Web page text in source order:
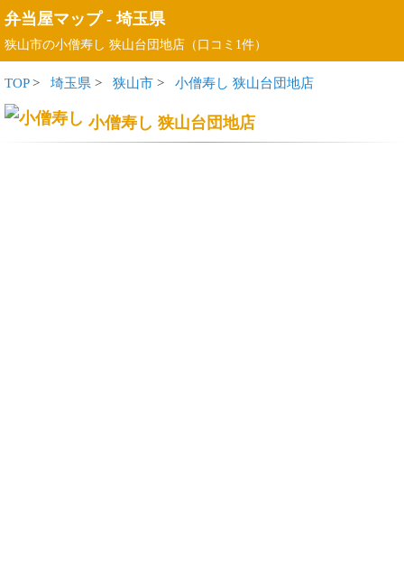
弁当屋マップ-埼玉県
狭山市の小僧寿し 狭山台団地店（口コミ1件）
TOP> 埼玉県 > 狭山市 > 小僧寿し 狭山台団地店
小僧寿し 狭山台団地店